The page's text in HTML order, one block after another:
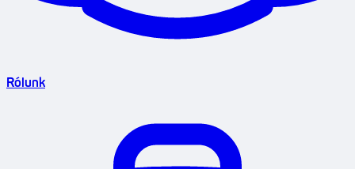
Rólunk